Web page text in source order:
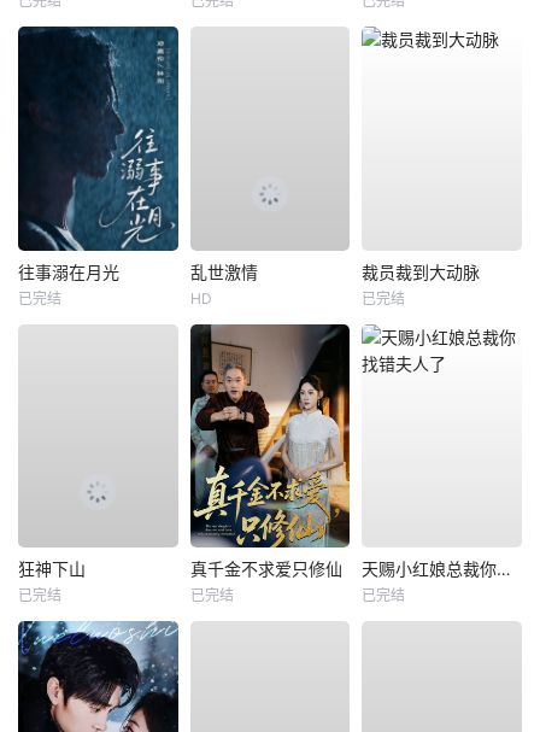
往事溺在月光
已完结
乱世激情
HD
裁员裁到大动脉
已完结
狂神下山
已完结
真千金不求爱只修仙
已完结
天赐小红娘总裁你找错夫人了
已完结